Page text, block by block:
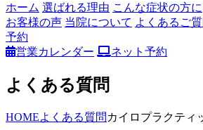
ホーム 選ばれる理由 こんな症状の方に
お客様の声 当院について よくあるご
予約
営業カレンダー
ネット予約
よくある質問
HOMEよくある質問 カイロプラクティ